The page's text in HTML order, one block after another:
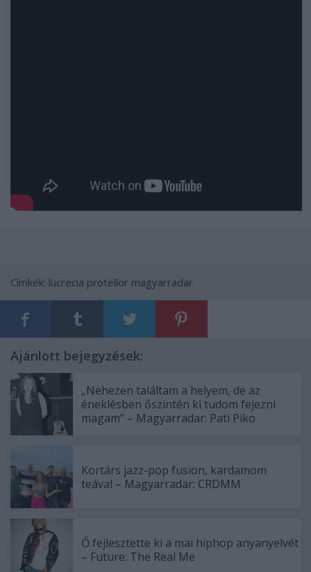
Címkék: lucrecia protellor magyarradar
Ajánlott bejegyzések:
„Nehezen találtam a helyem, de az
éneklésben őszintén ki tudom fejezni
magam” – Magyarradar: Pati Piko
Kortárs jazz-pop fusion, kardamom
teával – Magyarradar: CRDMM
Ő fejlesztette ki a mai hiphop anyanyelvét
– Future: The Real Me